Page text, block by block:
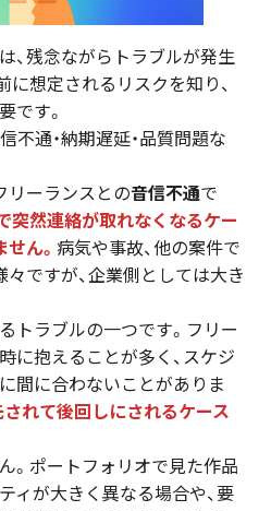
、残念ながらトラブルが発生
に想定されるリスクを知り、
です。
不通・納期遅延・品質問題な
リーランスとの音信不通で
突然連絡が取れなくなるケー
せん。病気や事故、他の案件で
ですが、企業側としては大き
トラブルの一つです。フリー
に抱えることが多く、スケジ
間に合わないことがありま
れて後回しにされるケース
。ポートフォリオで見た作品
ィが大きく異なる場合や、要